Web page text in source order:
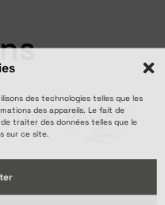
des technologies telles que les
des appareils. Le fait de
traiter des données telles que le
sur ce site.